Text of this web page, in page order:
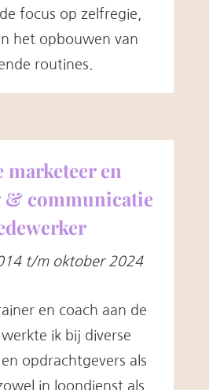
focus op zelfregie,
het opbouwen van
routines.
marketeer en
& communicatie
t/m oktober 2024
en coach aan de
ik bij diverse
opdrachtgevers als
in loondienst als